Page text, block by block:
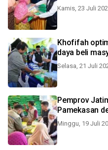
Kamis, 23 Juli
Khofifah
daya beli
Selasa, 21 Juli
Pemprov
Pamekasan
Minggu, 19 Juli